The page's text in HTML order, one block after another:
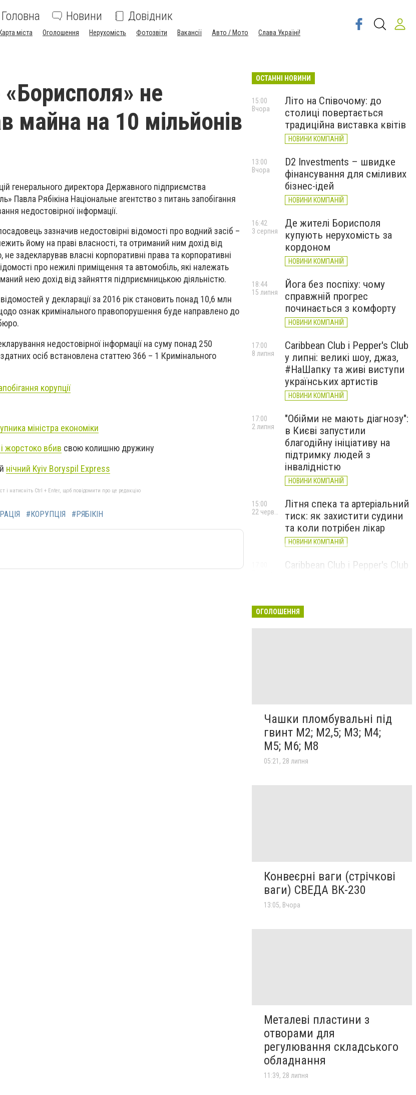
Головна Новини Довідник
Карта міста Оголошення Нерухомість Фотозвіти Вакансії Авто / Мото Слава Україні!
не
майна на 10 мільйонів
генерального директора Державного підприємства
Павла Рябікіна Національне агентство з питань запобігання
недостовірної інформації.
зазначив недостовірні відомості про водний засіб –
йому на праві власності, та отриманий ним дохід від
задекларував власні корпоративні права та корпоративні
про нежилі приміщення та автомобіль, які належать
нею дохід від зайняття підприємницькою діяльністю.
у декларації за 2016 рік становить понад 10,6 млн
ознак кримінального правопорушення буде направлено до
недостовірної інформації на суму понад 250
осіб встановлена статтею 366 – 1 Кримінального
корупції
міністра економіки
жорстоко вбив свою колишню дружину
нічний Kyiv Boryspil Express
і натисніть Ctrl + Enter, щоб повідомити про це редакцію
#КОРУПЦІЯ #РЯБІКІН
ОСТАННІ НОВИНИ
Літо на Співочому: до
столиці повертається
традиційна виставка квітів
НОВИНИ КОМПАНІЙ
15:00
Вчора
D2 Investments – швидке
фінансування для сміливих
бізнес-ідей
НОВИНИ КОМПАНІЙ
13:00
Вчора
Де жителі Борисполя
купують нерухомість за
кордоном
НОВИНИ КОМПАНІЙ
16:42
3 серпня
Йога без поспіху: чому
справжній прогрес
починається з комфорту
НОВИНИ КОМПАНІЙ
18:44
15 липня
Caribbean Club і Pepper's Club
у липні: великі шоу, джаз,
#НаШапку та живі виступи
українських артистів
НОВИНИ КОМПАНІЙ
17:00
8 липня
"Обійми не мають діагнозу":
в Києві запустили
благодійну ініціативу на
підтримку людей з
інвалідністю
НОВИНИ КОМПАНІЙ
17:00
2 липня
Літня спека та артеріальний
тиск: як захистити судини
та коли потрібен лікар
НОВИНИ КОМПАНІЙ
15:00
Caribbean Club і Pepper's Club
НОВИНИ КОМПАНІЙ
ОГОЛОШЕННЯ
Чашки пломбувальні під
гвинт М2; М2,5; М3; М4;
М5; М6; М8
05:21, 28 липня
Конвеєрні ваги (стрічкові
ваги) СВЕДА ВК-230
13:05, Вчора
Металеві пластини з
отворами для
регулювання складського
обладнання
11:39, 28 липня